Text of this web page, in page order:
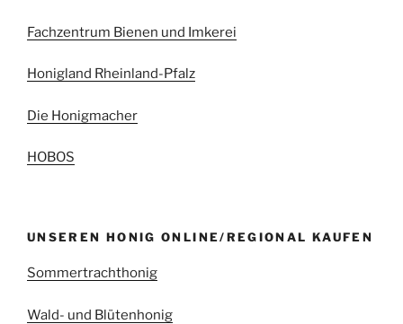
Fachzentrum Bienen und Imkerei
Honigland Rheinland-Pfalz
Die Honigmacher
HOBOS
UNSEREN HONIG ONLINE/REGIONAL KAUFEN
Sommertrachthonig
Wald- und Blütenhonig